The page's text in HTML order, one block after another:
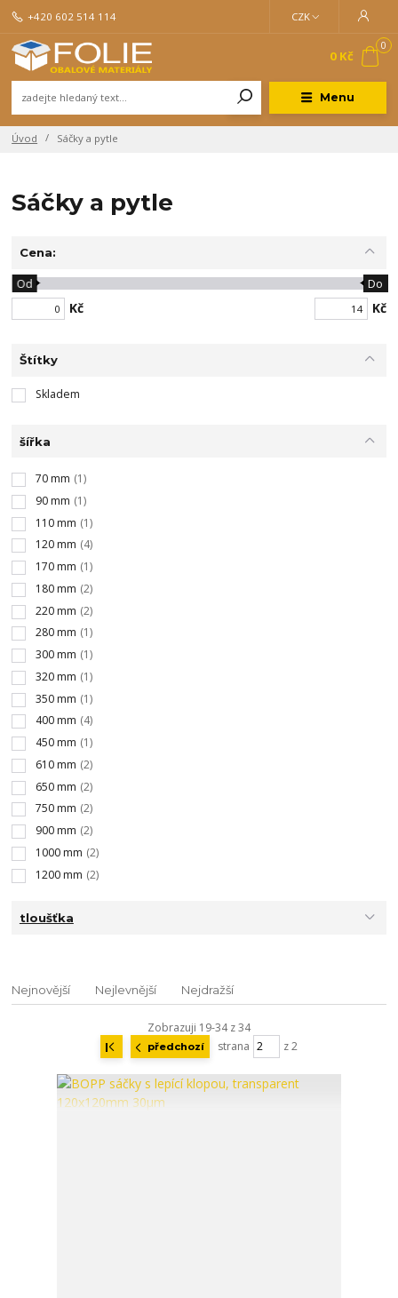
Menu
CZK
+420 602 514 114
0
0 Kč
Úvod Sáčky a pytle
Sáčky a pytle
Cena:
Kč
Od Do
Kč
Štítky
Skladem
šířka
70 mm (1)
90 mm (1)
110 mm (1)
120 mm (4)
170 mm (1)
180 mm (2)
220 mm (2)
280 mm (1)
300 mm (1)
320 mm (1)
350 mm (1)
400 mm (4)
450 mm (1)
610 mm (2)
650 mm (2)
750 mm (2)
900 mm (2)
1000 mm (2)
1200 mm (2)
tloušťka
Nejnovější Nejlevnější Nejdražší
Zobrazuji 19-34 z 34
předchozí strana z 2